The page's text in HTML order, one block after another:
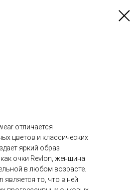
отличается
цветов и классических
яркий образ
очки Revlon, женщина
в любом возрасте.
является то, что в ней